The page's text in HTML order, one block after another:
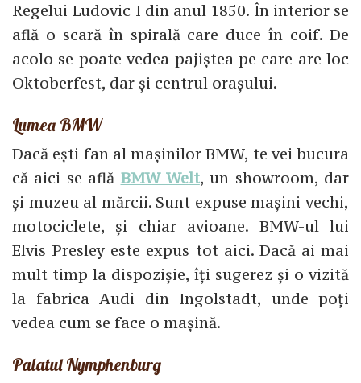
Regelui Ludovic I din anul 1850. În interior se
află o scară în spirală care duce în coif. De
acolo se poate vedea pajiștea pe care are loc
Oktoberfest, dar și centrul orașului.
Lumea BMW
Dacă ești fan al mașinilor BMW, te vei bucura
că aici se află BMW Welt, un showroom, dar
și muzeu al mărcii. Sunt expuse mașini vechi,
motociclete, și chiar avioane. BMW-ul lui
Elvis Presley este expus tot aici. Dacă ai mai
mult timp la dispozișie, îți sugerez și o vizită
la fabrica Audi din Ingolstadt, unde poți
vedea cum se face o mașină.
Palatul Nymphenburg